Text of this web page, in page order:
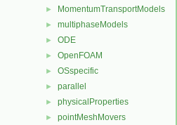
► MomentumTransportModels
► multiphaseModels
► ODE
► OpenFOAM
► OSspecific
► parallel
► physicalProperties
► pointMeshMovers